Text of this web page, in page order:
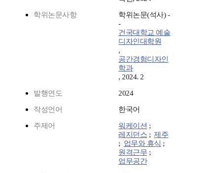
학위논문사항
학위논문(석사) -
-
건국대학교 예술
디자인대학원
,
공간경험디자인
학과
, 2024. 2
발행연도 2024
작성언어 한국어
주제어 워케이션 ;
레지던스 ; 제주
; 업무와 휴식 ;
원격근무 ;
업무공간